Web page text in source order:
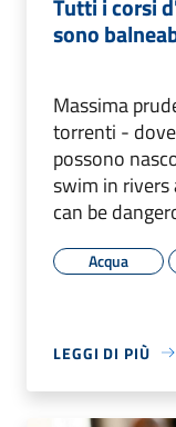
Tutti i corsi
sono
Massima
torrenti -
possono
swim in
can be
Acqua
LEGGI DI PIÙ